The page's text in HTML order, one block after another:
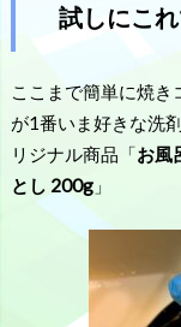
試しにこれ
ここまで簡単に焼
が1番いま好きな洗
リジナル商品「お風
とし 200g」